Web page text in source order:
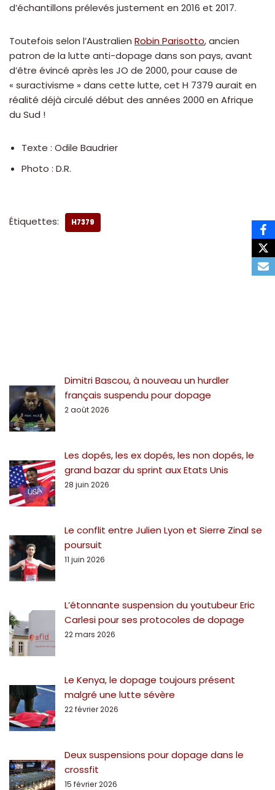
d’échantillons prélevés justement en 2016 et 2017.
Toutefois selon l’Australien Robin Parisotto, ancien
patron de la lutte anti-dopage dans son pays, avant
d’être évincé après les JO de 2000, pour cause de
« suractivisme » dans cette lutte, cet H 7379 aurait en
réalité déjà circulé début des années 2000 en Afrique
du Sud !
Texte : Odile Baudrier
Photo : D.R.
Étiquettes: H7379
Dimitri Bascou, à nouveau un hurdler
français suspendu pour dopage
2 août 2026
Les dopés, les ex dopés, les non dopés, le
grand bazar du sprint aux Etats Unis
28 juin 2026
Le conflit entre Julien Lyon et Sierre Zinal se
poursuit
11 juin 2026
L’étonnante suspension du youtubeur Eric
Carlesi pour ses protocoles de dopage
22 mars 2026
Le Kenya, le dopage toujours présent
malgré une lutte sévère
22 février 2026
Deux suspensions pour dopage dans le
crossfit
15 février 2026